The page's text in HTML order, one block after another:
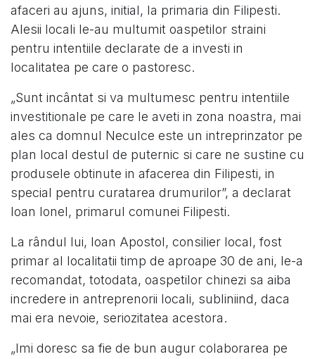
afaceri au ajuns, initial, la primaria din Filipesti.
Alesii locali le-au multumit oaspetilor straini
pentru intentiile declarate de a investi in
localitatea pe care o pastoresc.
„Sunt incântat si va multumesc pentru intentiile
investitionale pe care le aveti in zona noastra, mai
ales ca domnul Neculce este un intreprinzator pe
plan local destul de puternic si care ne sustine cu
produsele obtinute in afacerea din Filipesti, in
special pentru curatarea drumurilor”, a declarat
Ioan Ionel, primarul comunei Filipesti.
La rândul lui, Ioan Apostol, consilier local, fost
primar al localitatii timp de aproape 30 de ani, le-a
recomandat, totodata, oaspetilor chinezi sa aiba
incredere in antreprenorii locali, subliniind, daca
mai era nevoie, seriozitatea acestora.
„Imi doresc sa fie de bun augur colaborarea pe